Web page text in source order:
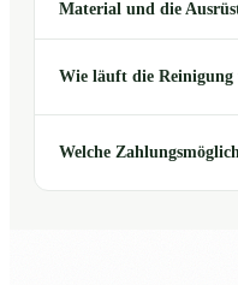
Material und die
Wie läuft die
Welche